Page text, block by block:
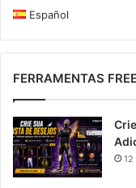
Español
FERRAMENTAS
12